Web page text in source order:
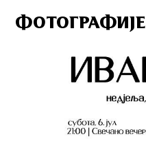
ФОТОГРАФИЈЕ